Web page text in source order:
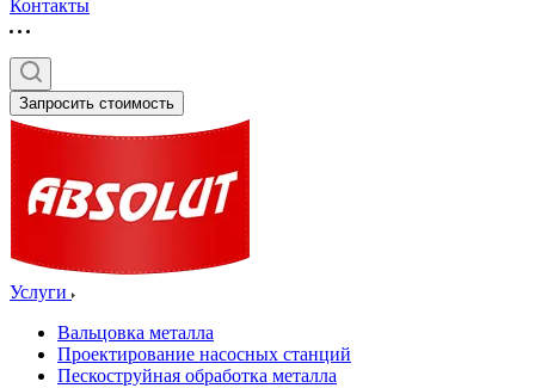
Контакты
Запросить стоимость
Услуги
Вальцовка металла
Проектирование насосных станций
Пескоструйная обработка металла